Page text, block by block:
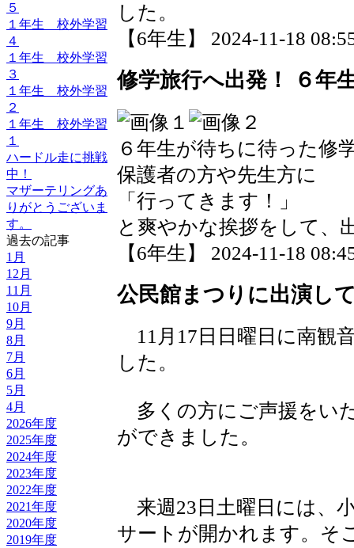
５
１年生 校外学習
４
１年生 校外学習
３
１年生 校外学習
２
１年生 校外学習
１
ハードル走に挑戦
中！
マザーテリングあ
りがとうございま
す。
過去の記事
1月
12月
11月
10月
9月
8月
7月
6月
5月
4月
2026年度
2025年度
2024年度
2023年度
2022年度
2021年度
2020年度
2019年度
した。
【6年生】 2024-11-18
修学旅行へ出発！ ６年
６年生が待ちに待った修
保護者の方や先生方に
「行ってきます！」
と爽やかな挨拶をして、
【6年生】 2024-11-18
公民館まつりに出演し
11月17日日曜日に南観
した。
多くの方にご声援をい
ができました。
来週23日土曜日には、
サートが開かれます。そ